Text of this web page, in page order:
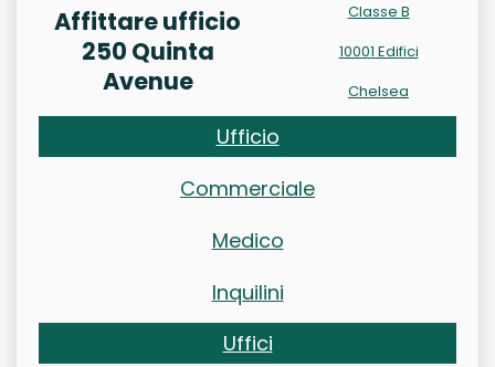
Affittare ufficio
250 Quinta
Avenue
Classe B
10001 Edifici
Chelsea
Ufficio
Commerciale
Medico
Inquilini
Uffici